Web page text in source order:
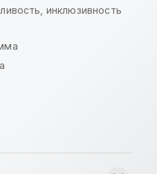
инклюзивность